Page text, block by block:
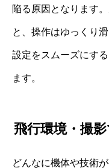
陥る原因となります
と、操作はゆっくり
設定をスムーズにす
ます。
飛行環境・撮
どんなに機体や技術